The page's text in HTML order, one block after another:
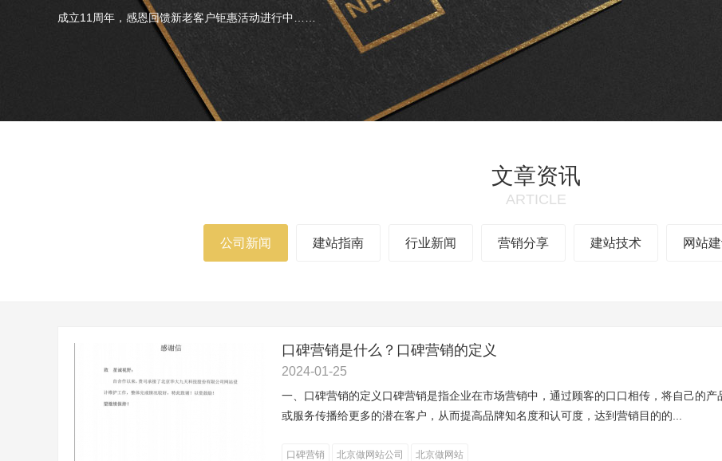
成立11周年，感恩回馈新老客户钜惠活动进行中……
文章资讯
ARTICLE
公司新闻 建站指南 行业新闻 营销分享 建站技术 网站
口碑营销是什么？口碑营销的定义
2024-01-25
一、口碑营销的定义口碑营销是指企业在市场营销中，通过顾客的口口相传，将自己的产
或服务传播给更多的潜在客户，从而提高品牌知名度和认可度，达到营销目的的...
口碑营销 北京做网站公司 北京做网站